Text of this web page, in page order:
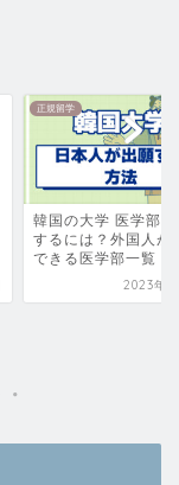
正規留学
韓国の大学 医学部に
するには？外国人が
できる医学部一覧
2023年6